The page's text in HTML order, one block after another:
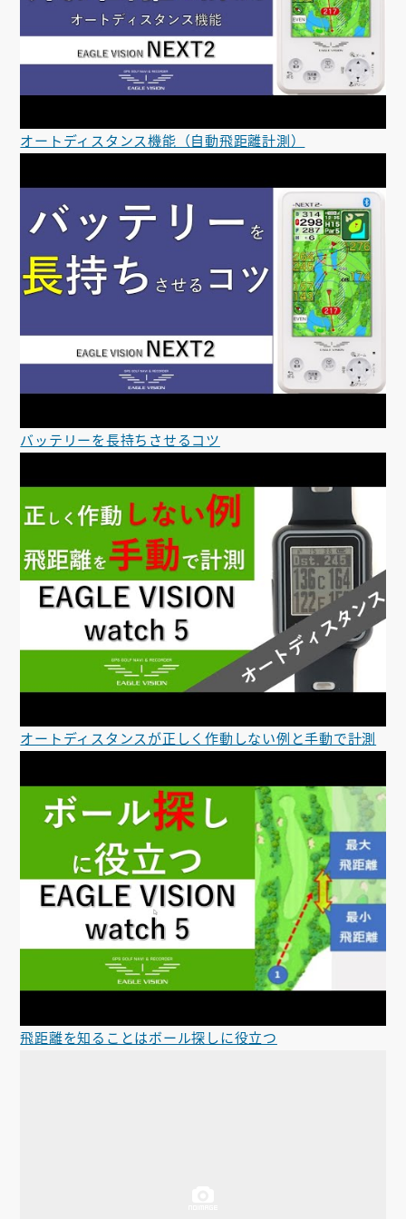
オートディスタンス機能（自動飛距離計測）
バッテリーを長持ちさせるコツ
オートディスタンスが正しく作動しない例と手動で計測
飛距離を知ることはボール探しに役立つ